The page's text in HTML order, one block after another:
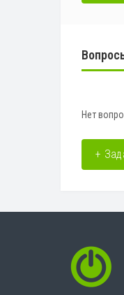
Нет
+